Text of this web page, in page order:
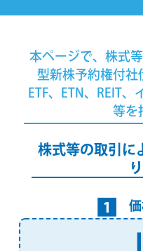
本ページで、株式
型新株予約権付社
ETF、ETN、REIT
等を
株式等の取引に
価